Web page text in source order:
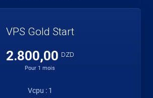
VPS Gold Start
2.800,00 DZD
Pour 1 mois
Vcpu : 1